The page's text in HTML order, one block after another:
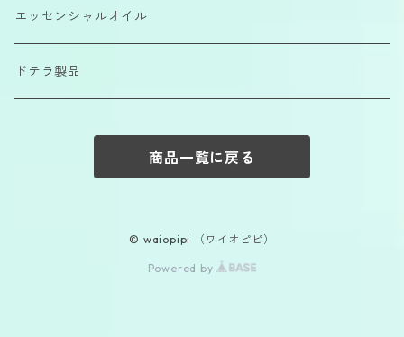
エッセンシャルオイル
ドテラ製品
商品一覧に戻る
© waiopipi （ワイオピピ）
Powered by